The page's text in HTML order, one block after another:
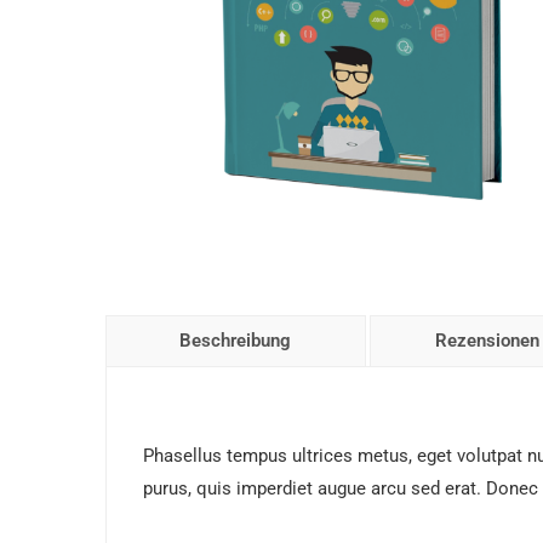
Beschreibung
Phasellus tempus ultrices metus, eget volutpat
purus, quis imperdiet augue arcu sed erat.